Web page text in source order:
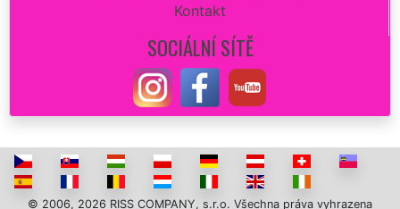
Kontakt
SOCIÁLNÍ SÍTĚ
© 2006, 2026 RISS COMPANY, s.r.o. Všechna práva vyhrazena